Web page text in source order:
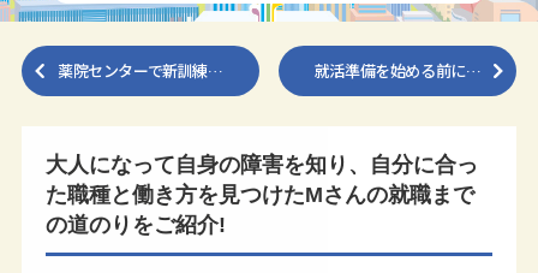
薬院センターで新訓練… 就活準備を始める前に…
大人になって自身の障害を知り、自分に合っ
た職種と働き方を見つけたMさんの就職まで
の道のりをご紹介!